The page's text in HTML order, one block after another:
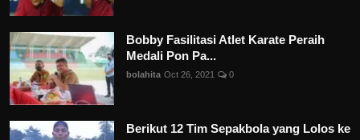
Bobby Fasilitasi Atlet Karate Peraih
Medali Pon Pa...
bolahita Oct 26, 2021 0
Berikut 12 Tim Sepakbola yang Lolos ke